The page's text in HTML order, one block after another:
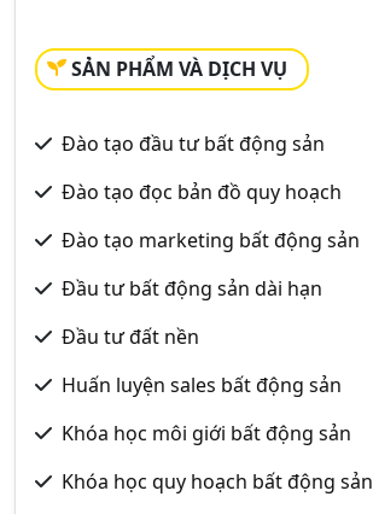
SẢN PHẨM VÀ DỊCH VỤ
Đào tạo đầu tư bất động sản
Đào tạo đọc bản đồ quy hoạch
Đào tạo marketing bất động sản
Đầu tư bất động sản dài hạn
Đầu tư đất nền
Huấn luyện sales bất động sản
Khóa học môi giới bất động sản
Khóa học quy hoạch bất động sản